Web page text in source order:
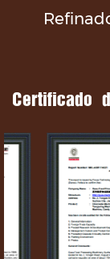
Certificado